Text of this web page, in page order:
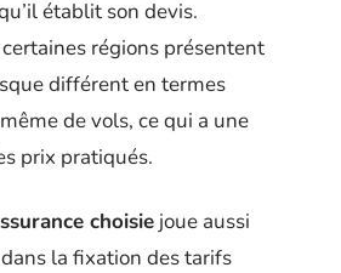
établit son devis.
régions présentent
différent en termes
de vols, ce qui a une
prix pratiqués.
choisie joue aussi
la fixation des tarifs